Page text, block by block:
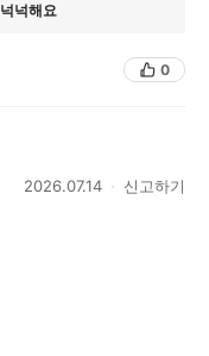
넉넉해요
0
2026.07.14 신고하기